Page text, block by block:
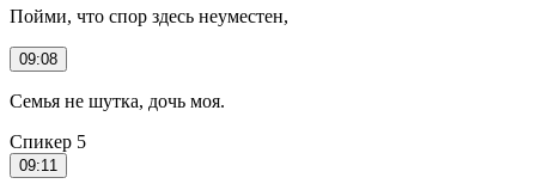
Пойми, что спор здесь неуместен,
09:08
Семья не шутка, дочь моя.
Спикер 5
09:11